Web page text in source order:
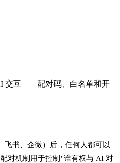
交互——配对码、白名单和开
书、企微）后，任何人都可以
对机制用于控制"谁有权与 AI 对